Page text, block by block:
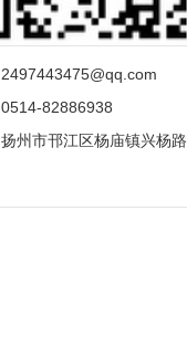
2497443475@qq.com
0514-82886938
扬州市邗江区杨庙镇兴杨路